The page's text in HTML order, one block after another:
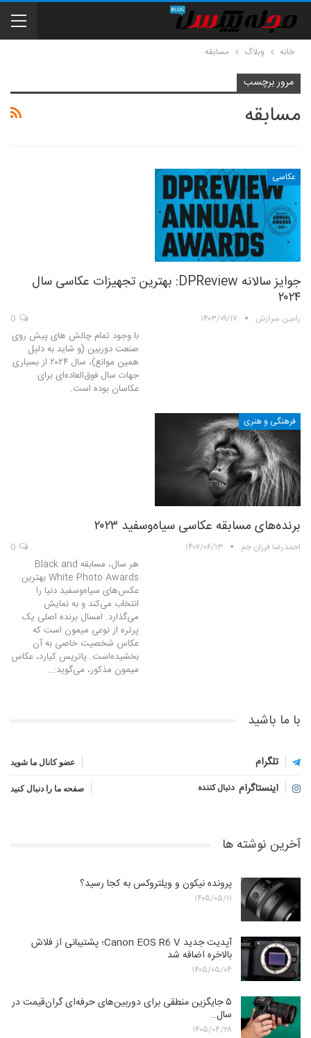
خانه وبلاگ مسابقه
مرور برچسب
مسابقه
عکاسی
جوایز سالانه DPReview: بهترین تجهیزات عکاسی سال
۲۰۲۴
رامین سرازش ۱۴۰۳/۰۹/۱۷
با وجود تمام چالش های پیش روی
صنعت دوربین (و شاید به دلیل
همین موانع)، سال ۲۰۲۴ از بسیاری
جهات سال فوق‌العاده‌ای برای
عکاسان بوده است.
فرهنگی و هنری
برنده‌های مسابقه عکاسی سیاه‌وسفید ۲۰۲۳
احمدرضا فرزان جم ۱۴۰۲/۰۶/۱۳
هر سال، مسابقه Black and
White Photo Awards بهترین
عکس‌های سیاه‌وسفید دنیا را
انتخاب می‌کند و به نمایش
می‌گذارد. امسال برنده اصلی یک
پرتره از نوعی میمون است که
عکاس شخصیت خاصی به آن
بخشیده‌است. پاتریس کیارد، عکاس
میمون مذکور، می‌گوید:…
با ما باشید
تلگرام عضو کانال ما شوید
اینستاگرام دنبال کننده صفحه ما را دنبال کنید
آخرین نوشته ها
پرونده نیکون و ویلتروکس به کجا رسید؟
۱۴۰۵/۰۵/۱۱
آپدیت جدید Canon EOS R6 V؛ پشتیبانی از فلاش
بالاخره اضافه شد
۱۴۰۵/۰۵/۰۴
۵ جایگزین منطقی برای دوربین‌های حرفه‌ای گران‌قیمت در
سال…
۱۴۰۵/۰۴/۲۸